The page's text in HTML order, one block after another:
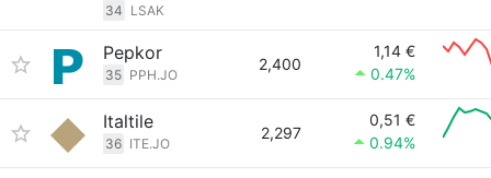
34 LSAK
Pepkor
35 PPH.JO
2,400
1,14 €
0.47%
Italtile
36 ITE.JO
2,297
0,51 €
0.94%